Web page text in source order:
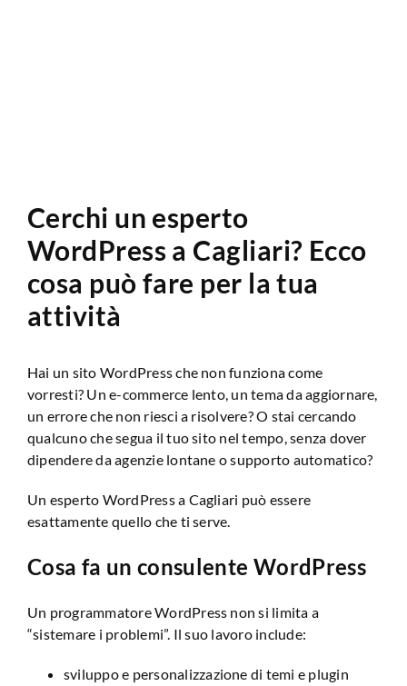
Cerchi un esperto
WordPress a Cagliari? Ecco
cosa può fare per la tua
attività
Hai un sito WordPress che non funziona come
vorresti? Un e-commerce lento, un tema da aggiornare,
un errore che non riesci a risolvere? O stai cercando
qualcuno che segua il tuo sito nel tempo, senza dover
dipendere da agenzie lontane o supporto automatico?
Un esperto WordPress a Cagliari può essere
esattamente quello che ti serve.
Cosa fa un consulente WordPress
Un programmatore WordPress non si limita a
“sistemare i problemi”. Il suo lavoro include:
sviluppo e personalizzazione di temi e plugin